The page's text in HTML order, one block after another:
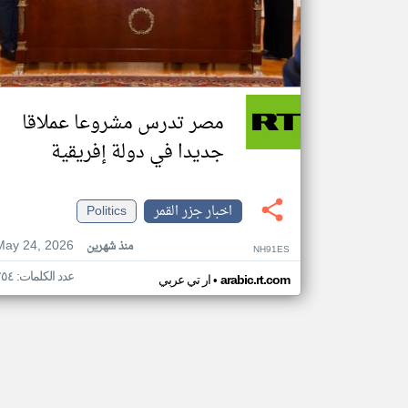
مصر تدرس مشروعا عملاقا
جديدا في دولة إفريقية
اخبار جزر القمر
Politics
24, 2026
منذ شهرين NH91ES
ار تي عربي• arabic.rt.com عدد الكلمات: ٢٥٤